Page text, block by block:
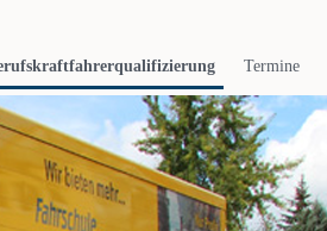
Termine